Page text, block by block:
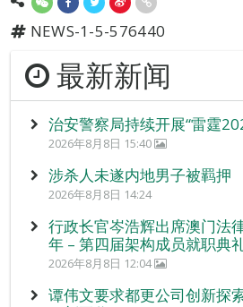
NEWS-1-5-576440
最新新闻
治安警察局持续开展“雷霆
2026年8月8日 15:40
涉杀人未遂内地男子被羁押
2026年8月8日 14:24
行政长官岑浩辉出席澳门法
年 – 第四届架构成员就职典礼
2026年8月8日 12:04
谭伟文要求都更公司创新探